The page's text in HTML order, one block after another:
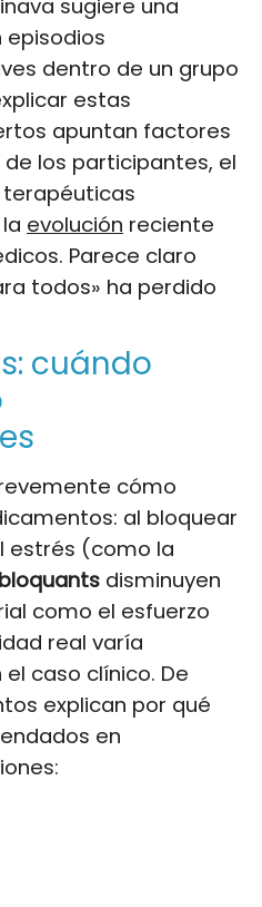
sugiere una
episodios
dentro de un grupo
estas
apuntan factores
los participantes, el
evolución reciente
Parece claro
todos» ha perdido
cuándo
cómo
al bloquear
estrés (como la
disminuyen
como el esfuerzo
real varía
caso clínico. De
explican por qué
en